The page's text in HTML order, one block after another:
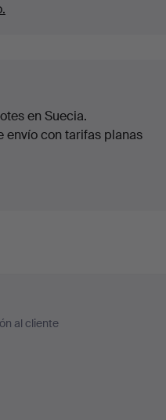
en Suecia.
envío con tarifas planas
al cliente